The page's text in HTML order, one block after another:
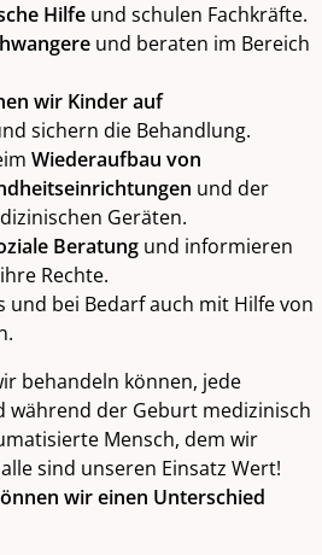
Hilfe und schulen Fachkräfte.
und beraten im Bereich
wir Kinder auf
sichern die Behandlung.
Wiederaufbau von
und der
Geräten.
Beratung und informieren
Rechte.
und bei Bedarf auch mit Hilfe von
behandeln können, jede
während der Geburt medizinisch
Mensch, dem wir
sind unseren Einsatz Wert!
wir einen Unterschied